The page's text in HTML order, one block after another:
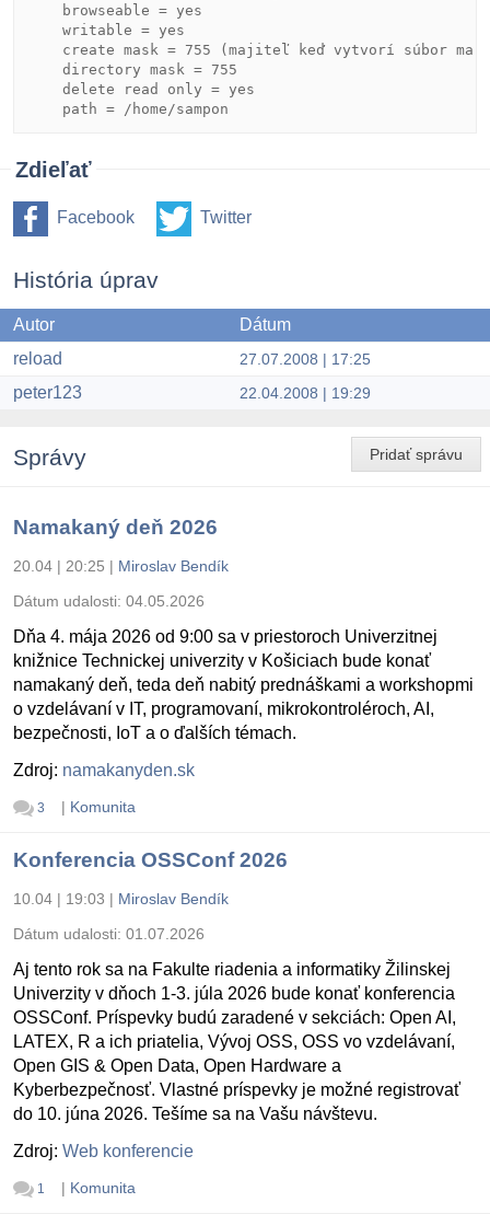
    browseable = yes
    writable = yes
create mask = 755 (majiteľ keď vytvorí súbor ma
    directory mask = 755
    delete read only = yes
Zdieľať
Facebook Twitter
História úprav
Autor
Dátum
reload
27.07.2008 | 17:25
peter123 22.04.2008 | 19:29
Pridať správu
Správy
Namakaný deň 2026
20.04 | 20:25 | Miroslav Bendík
Dátum udalosti: 04.05.2026
Dňa 4. mája 2026 od 9:00 sa v priestoroch Univerzitnej
knižnice Technickej univerzity v Košiciach bude konať
namakaný deň, teda deň nabitý prednáškami a workshopmi
o vzdelávaní v IT, programovaní, mikrokontroléroch, AI,
bezpečnosti, IoT a o ďalších témach.
Zdroj: namakanyden.sk
3 | Komunita
Konferencia OSSConf 2026
10.04 | 19:03 | Miroslav Bendík
Dátum udalosti: 01.07.2026
Aj tento rok sa na Fakulte riadenia a informatiky Žilinskej
Univerzity v dňoch 1-3. júla 2026 bude konať konferencia
OSSConf. Príspevky budú zaradené v sekciách: Open AI,
LATEX, R a ich priatelia, Vývoj OSS, OSS vo vzdelávaní,
Open GIS & Open Data, Open Hardware a
Kyberbezpečnosť. Vlastné príspevky je možné registrovať
do 10. júna 2026. Tešíme sa na Vašu návštevu.
Zdroj: Web konferencie
1 | Komunita